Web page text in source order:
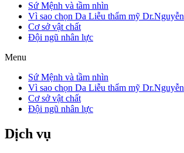
Sứ Mệnh và tầm nhìn
Vì sao chọn Da Liễu thẩm mỹ Dr.Nguyễn
Cơ sở vật chất
Đội ngũ nhân lực
Menu
Sứ Mệnh và tầm nhìn
Vì sao chọn Da Liễu thẩm mỹ Dr.Nguyễn
Cơ sở vật chất
Đội ngũ nhân lực
Dịch vụ